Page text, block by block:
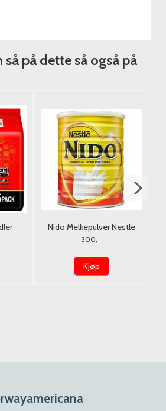
så på dette så også på
Nido Melkepulver Nestle
900G. (Tørrmelk)
300,-
Kjøp